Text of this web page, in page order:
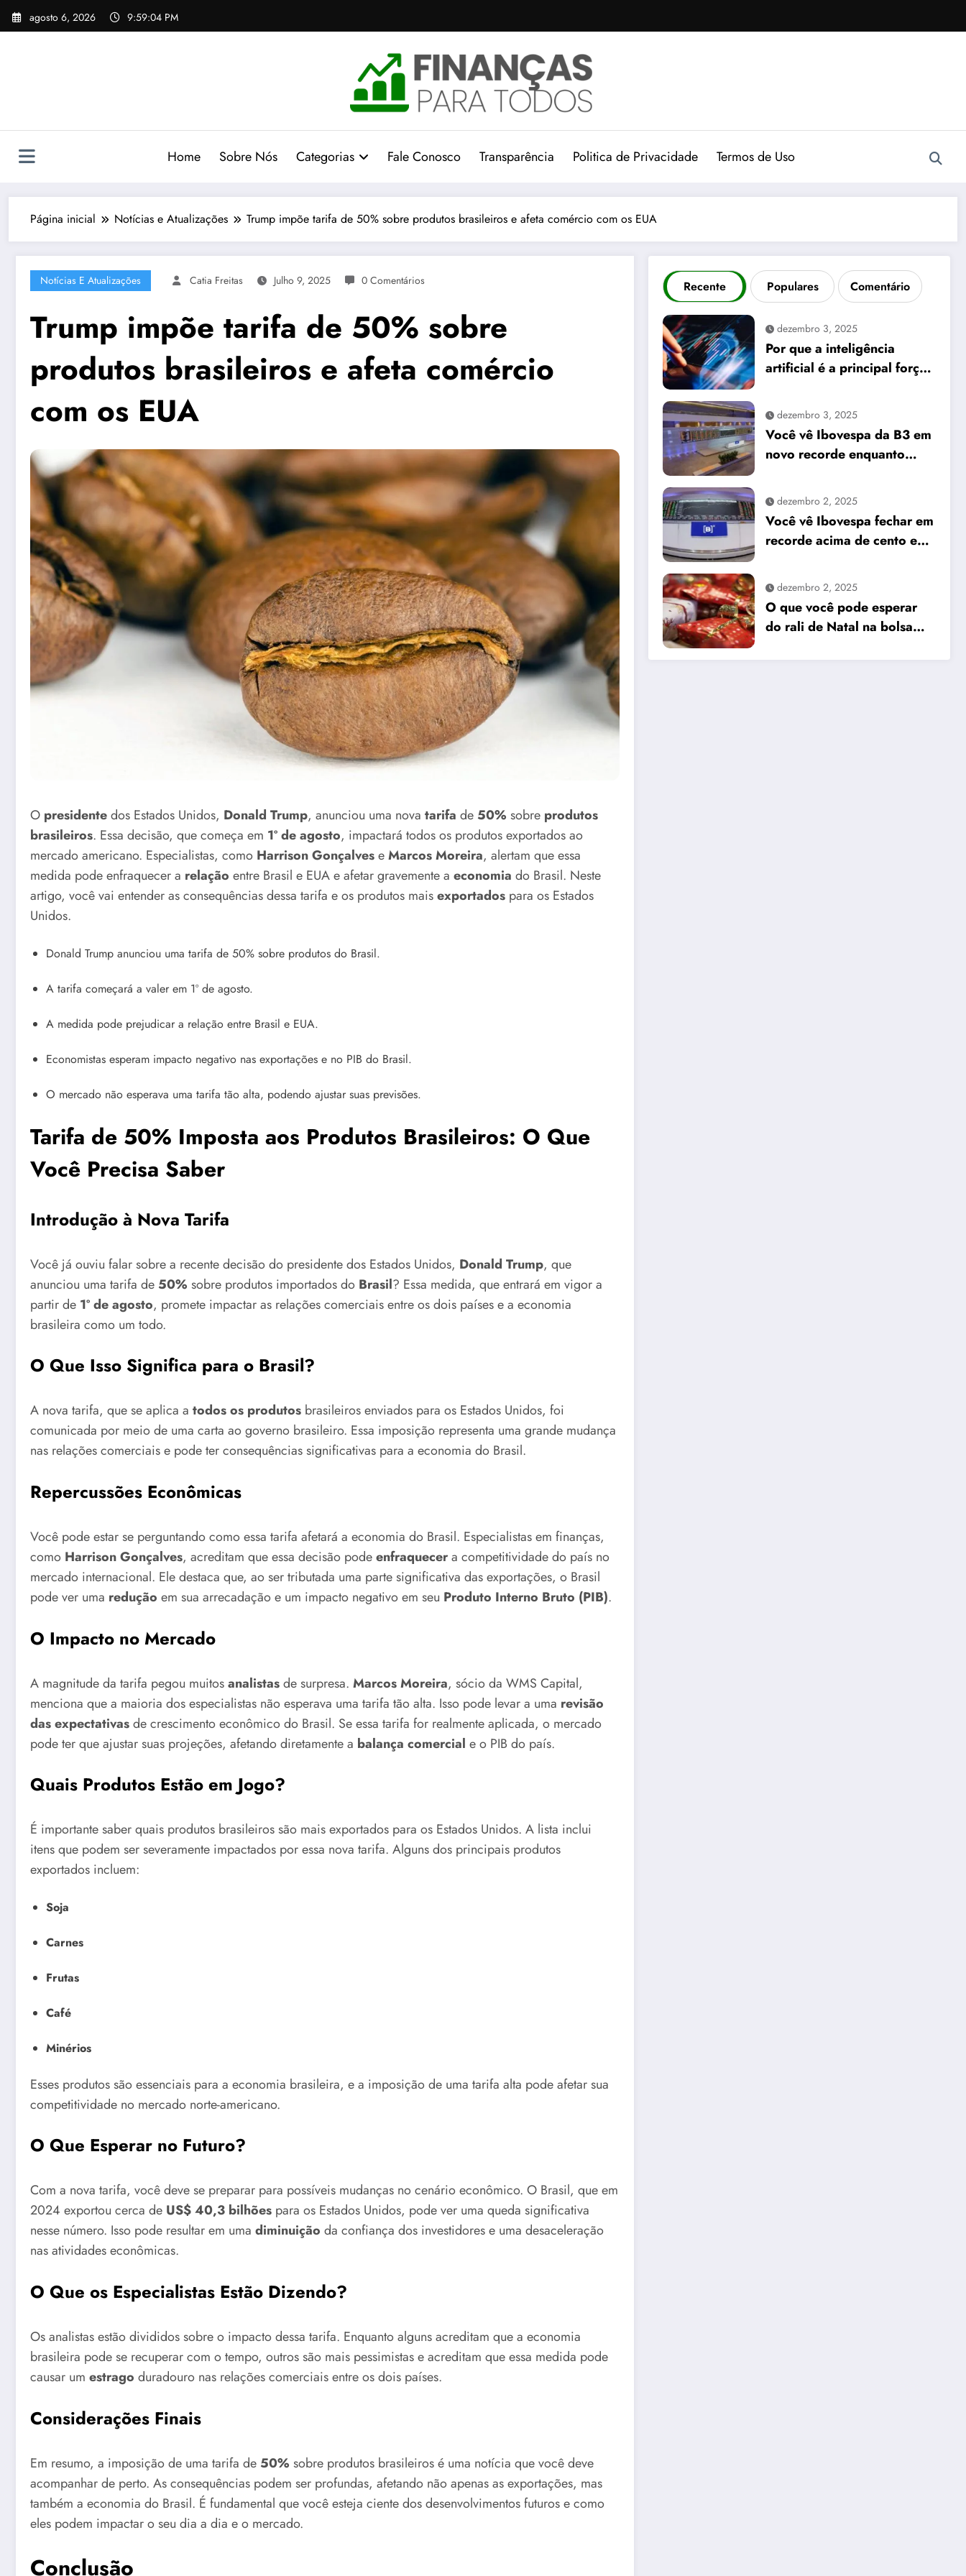
Pular
para
agosto 6, 2026 9:59:05 PM
Home Sobre Nós Categorias Fale Conosco Transparência Politica de Privacidade Termos de Uso
Página inicial Notícias e Atualizações Trump impõe tarifa de 50% sobre produtos brasileiros e afeta comércio com os EUA
Notícias E Atualizações Catia Freitas Julho 9, 2025 0 Comentários
Trump impõe tarifa de 50% sobre
produtos brasileiros e afeta comércio
com os EUA
O presidentedos Estados Unidos, Donald Trump, anunciou uma nova tarifa de 50% sobre produtos
brasileiros. Essa decisão, que começa em 1º de agosto, impactará todos os produtos exportados ao
mercado americano. Especialistas, como Harrison GonçalveseMarcos Moreira, alertam que essa
medida pode enfraquecer a relação entre Brasil e EUA e afetar gravemente a economia do Brasil. Neste
artigo, você vai entender as consequências dessa tarifa e os produtos maisexportados para os Estados
Unidos.
Donald Trump anunciou uma tarifa de 50% sobre produtos do Brasil.
A tarifa começará a valer em 1º de agosto.
A medida pode prejudicar a relação entre Brasil e EUA.
Economistas esperam impacto negativo nas exportações e no PIB do Brasil.
O mercado não esperava uma tarifa tão alta, podendo ajustar suas previsões.
Tarifa de 50% Imposta aos Produtos Brasileiros: O Que
Você Precisa Saber
Introdução à Nova Tarifa
Você já ouviu falar sobre a recente decisão do presidente dos Estados Unidos, Donald Trump, que
anunciou uma tarifa de 50% sobre produtos importados do Brasil? Essa medida, que entrará em vigor a
partir de 1º de agosto, promete impactar as relações comerciais entre os dois países e a economia
brasileira como um todo.
O Que Isso Significa para o Brasil?
A nova tarifa, que se aplica a todos os produtos brasileiros enviados para os Estados Unidos, foi
comunicada por meio de uma carta ao governo brasileiro. Essa imposição representa uma grande mudança
nas relações comerciais e pode ter consequências significativas para a economia do Brasil.
Repercussões Econômicas
Você pode estar se perguntando como essa tarifa afetará a economia do Brasil. Especialistas em finanças,
como Harrison Gonçalves, acreditam que essa decisão podeenfraquecera competitividade do país no
mercado internacional. Ele destaca que, ao ser tributada uma parte significativa das exportações, o Brasil
pode ver uma redução em sua arrecadação e um impacto negativo em seu Produto Interno Bruto (PIB).
O Impacto no Mercado
A magnitude da tarifa pegou muitosanalistasde surpresa. Marcos Moreira, sócio da WMS Capital,
menciona que a maioria dos especialistas não esperava uma tarifa tão alta. Isso pode levar a uma revisão
das expectativasde crescimento econômico do Brasil. Se essa tarifa for realmente aplicada, o mercado
pode ter que ajustar suas projeções, afetando diretamente a balança comercial e o PIB do país.
Quais Produtos Estão em Jogo?
É importante saber quais produtos brasileiros são mais exportados para os Estados Unidos. A lista inclui
itens que podem ser severamente impactados por essa nova tarifa. Alguns dos principais produtos
exportados incluem:
Soja
Carnes
Frutas
Café
Minérios
Esses produtos são essenciais para a economia brasileira, e a imposição de uma tarifa alta pode afetar sua
competitividade no mercado norte-americano.
O Que Esperar no Futuro?
Com a nova tarifa, você deve se preparar para possíveis mudanças no cenário econômico. O Brasil, que em
2024 exportou cerca de US$ 40,3 bilhões para os Estados Unidos, pode ver uma queda significativa
nesse número. Isso pode resultar em uma diminuição da confiança dos investidores e uma desaceleração
nas atividades econômicas.
O Que os Especialistas Estão Dizendo?
Os analistas estão divididos sobre o impacto dessa tarifa. Enquanto alguns acreditam que a economia
brasileira pode se recuperar com o tempo, outros são mais pessimistas e acreditam que essa medida pode
causar um estrago duradouro nas relações comerciais entre os dois países.
Considerações Finais
Em resumo, a imposição de uma tarifa de 50% sobre produtos brasileiros é uma notícia que você deve
acompanhar de perto. As consequências podem ser profundas, afetando não apenas as exportações, mas
também a economia do Brasil. É fundamental que você esteja ciente dos desenvolvimentos futuros e como
eles podem impactar o seu dia a dia e o mercado.
Conclusão
Recente Populares Comentário
dezembro 3, 2025
Por que a inteligência
artificial é a principal força
significa para seus
investimentos
dezembro 3, 2025
Você vê Ibovespa da B3 em
novo recorde enquanto
dezembro 2, 2025
Você vê Ibovespa fechar em
recorde acima de cento e
enquanto dólar recua para
cinco reais e trinta e três
centavos
dezembro 2, 2025
O que você pode esperar
do rali de Natal na bolsa